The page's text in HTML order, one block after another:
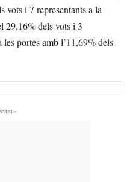
i 7 representants a la
29,16% dels vots i 3
portes amb l’11,69% dels
-